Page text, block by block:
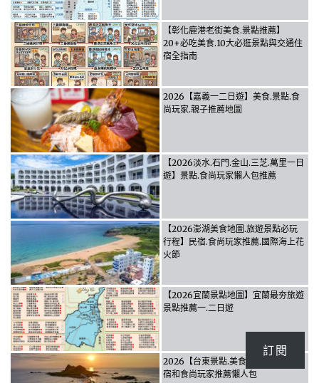
【彰化鹿港老街美食.景點推薦】
20+必吃美食.10大必逛景點與交通住
宿全指南
2026【嘉義一二日遊】美食.景點.食
尚玩家.親子推薦地圖
【2026淡水.石門.金山.三芝.萬里一日
遊】景點.食尚玩家懶人包推薦
【2026澎湖美食地圖.旅遊景點必玩
行程】民宿.食尚玩家推薦.國際海上花
火節
【2026宜蘭景點地圖】宜蘭最夯旅遊
景點推薦一.二日遊
2026【台東景點.美食一.二日遊】民
宿和食尚玩家推薦懶人包
訂閱